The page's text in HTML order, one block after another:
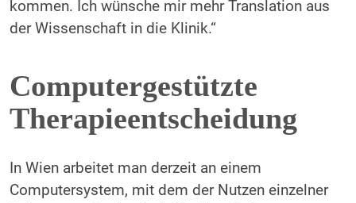
kommen. Ich wünsche mir mehr Translation aus
der Wissenschaft in die Klinik.“
Computergestützte
Therapieentscheidung
In Wien arbeitet man derzeit an einem
Computersystem, mit dem der Nutzen einzelner